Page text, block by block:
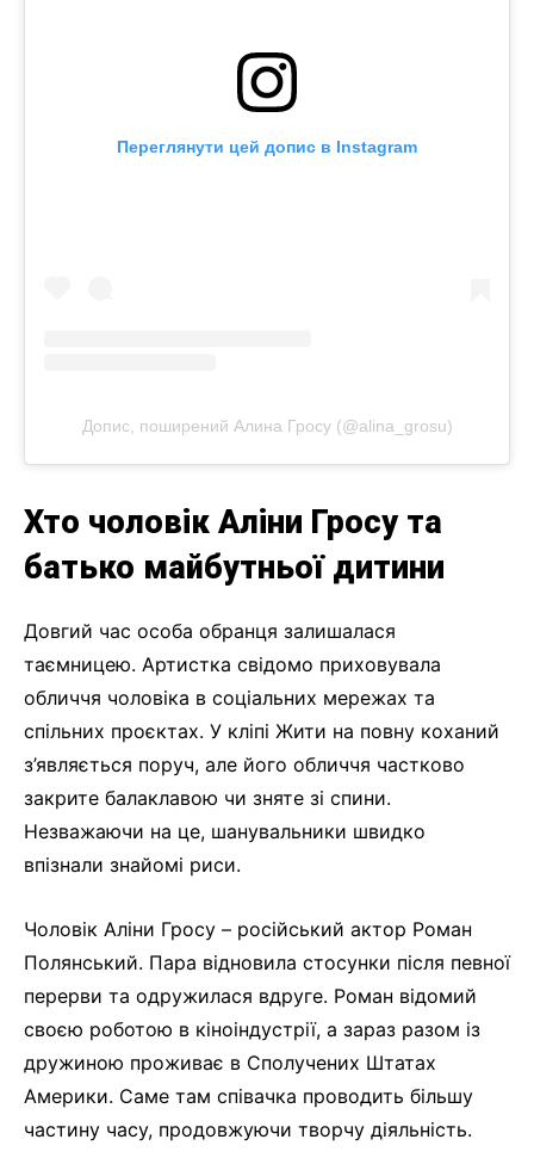
Переглянути цей допис в Instagram
Допис, поширений Алина Гросу (@alina_grosu)
Хто чоловік Аліни Гросу та
батько майбутньої дитини
Довгий час особа обранця залишалася
таємницею. Артистка свідомо приховувала
обличчя чоловіка в соціальних мережах та
спільних проєктах. У кліпі Жити на повну коханий
з’являється поруч, але його обличчя частково
закрите балаклавою чи зняте зі спини.
Незважаючи на це, шанувальники швидко
впізнали знайомі риси.
Чоловік Аліни Гросу – російський актор Роман
Полянський. Пара відновила стосунки після певної
перерви та одружилася вдруге. Роман відомий
своєю роботою в кіноіндустрії, а зараз разом із
дружиною проживає в Сполучених Штатах
Америки. Саме там співачка проводить більшу
частину часу, продовжуючи творчу діяльність.